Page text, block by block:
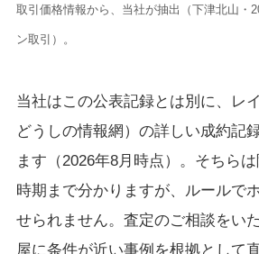
取引価格情報から、当社が抽出（下津北山・
ン取引）。
当社はこの公表記録とは別に、レ
どうしの情報網）の詳しい成約記
ます（2026年8月時点）。そちら
時期まで分かりますが、ルールで
せられません。査定のご相談をい
屋に条件が近い事例を根拠として